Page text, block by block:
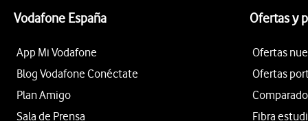
Vodafone España
App Mi Vodafone
Blog Vodafone Conéctate
Plan Amigo
Sala de Prensa
Ofertas y
Ofertas
Ofertas
Fibra